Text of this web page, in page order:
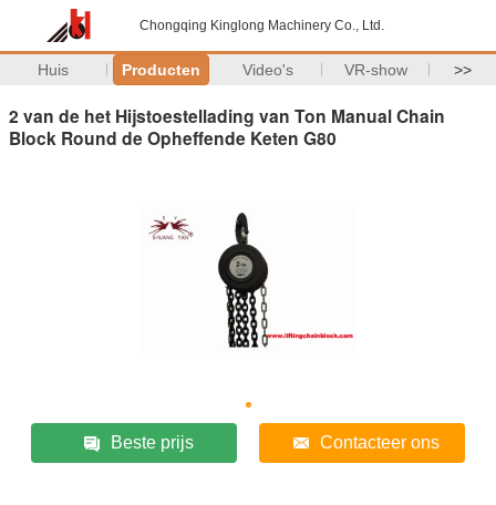
Chongqing Kinglong Machinery Co., Ltd.
Huis Producten Video's VR-show >>
2 van de het Hijstoestellading van Ton Manual Chain
Block Round de Opheffende Keten G80
Beste prijs Contacteer ons